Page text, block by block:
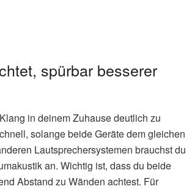
spürbar besserer
in deinem Zuhause deutlich zu
solange beide Geräte dem gleichen
Lautsprechersystemen brauchst du
an. Wichtig ist, dass du beide
Abstand zu Wänden achtest. Für